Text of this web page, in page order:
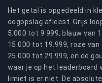
Het getal is opgedeeld in
oogopslag afleest. Grijs
5.000 tot 9.999, blauw van
15.000 tot 19.999, roze
25.000 tot 29.999, en de
waar je op het leaderboard
limiet is er niet. De